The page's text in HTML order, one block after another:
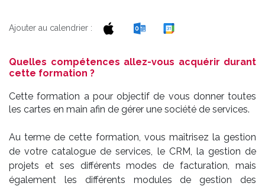
Ajouter au calendrier :
Quelles compétences allez-vous acquérir durant
cette formation ?
Cette formation a pour objectif de vous donner toutes
les cartes en main afin de gérer une société de services.
Au terme de cette formation, vous maîtrisez la gestion
de votre catalogue de services, le CRM, la gestion de
projets et ses différents modes de facturation, mais
également les différents modules de gestion des